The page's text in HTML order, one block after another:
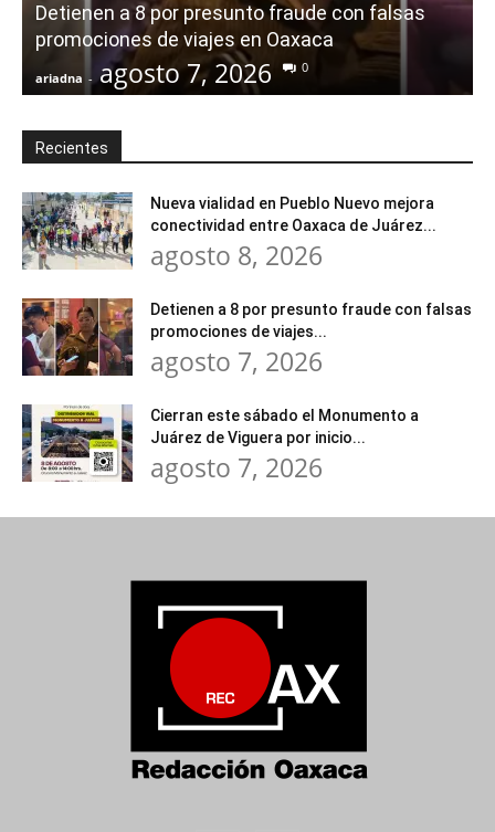
Detienen a 8 por presunto fraude con falsas
promociones de viajes en Oaxaca
ariadna - agosto 7, 2026 0
Recientes
Nueva vialidad en Pueblo Nuevo mejora
conectividad entre Oaxaca de Juárez...
agosto 8, 2026
Detienen a 8 por presunto fraude con falsas
promociones de viajes...
agosto 7, 2026
Cierran este sábado el Monumento a
Juárez de Viguera por inicio...
agosto 7, 2026